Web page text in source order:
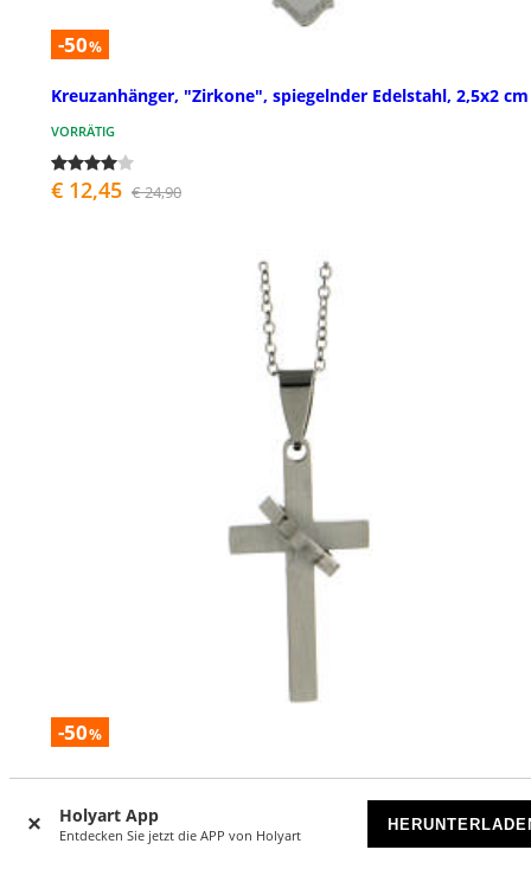
Holyart App
Entdecken Sie jetzt die APP von Holyart
-50%
Kreuzanhänger, "Zirkone", spiegelnder Edelstahl, 2,5x2 cm
VORRÄTIG
€ 12,45 € 24,90
-50%
Kreuzanhänger, "aufgesetztes Herz", spiegelnder
VORRÄTIG